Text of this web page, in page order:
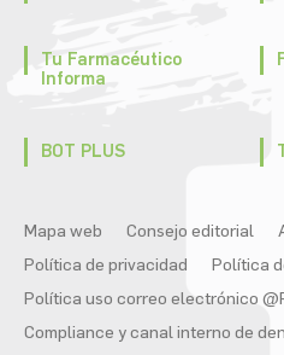
Tu Farmacéutico
Informa
BOT PLUS
Mapa web Consejo editorial
Política de privacidad
Política
Política uso correo electrónico
Compliance y canal interno de